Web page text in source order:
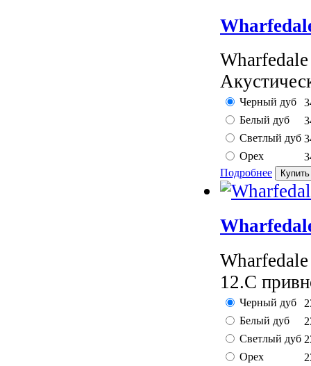
Черный дуб
Белый дуб
Светлый дуб
Орех
Подробнее
12.C
Черный дуб
Белый дуб
Светлый дуб
Орех